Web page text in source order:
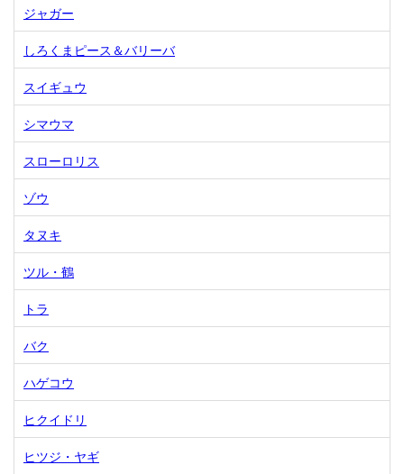
ジャガー
しろくまピース＆バリーバ
スイギュウ
シマウマ
スローロリス
ゾウ
タヌキ
ツル・鶴
トラ
バク
ハゲコウ
ヒクイドリ
ヒツジ・ヤギ